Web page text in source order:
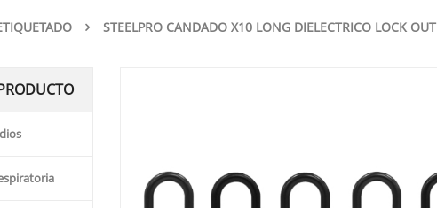
STEELPRO CANDADO X10 LONG DIELECTRICO LOCK OUT